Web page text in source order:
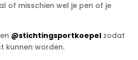
of misschien wel je pen of je
en @stichtingsportkoepel zodat
kunnen worden.